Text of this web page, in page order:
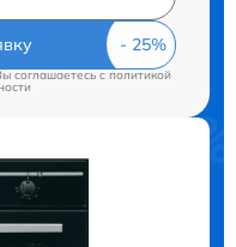
соглашаетесь cполитикой